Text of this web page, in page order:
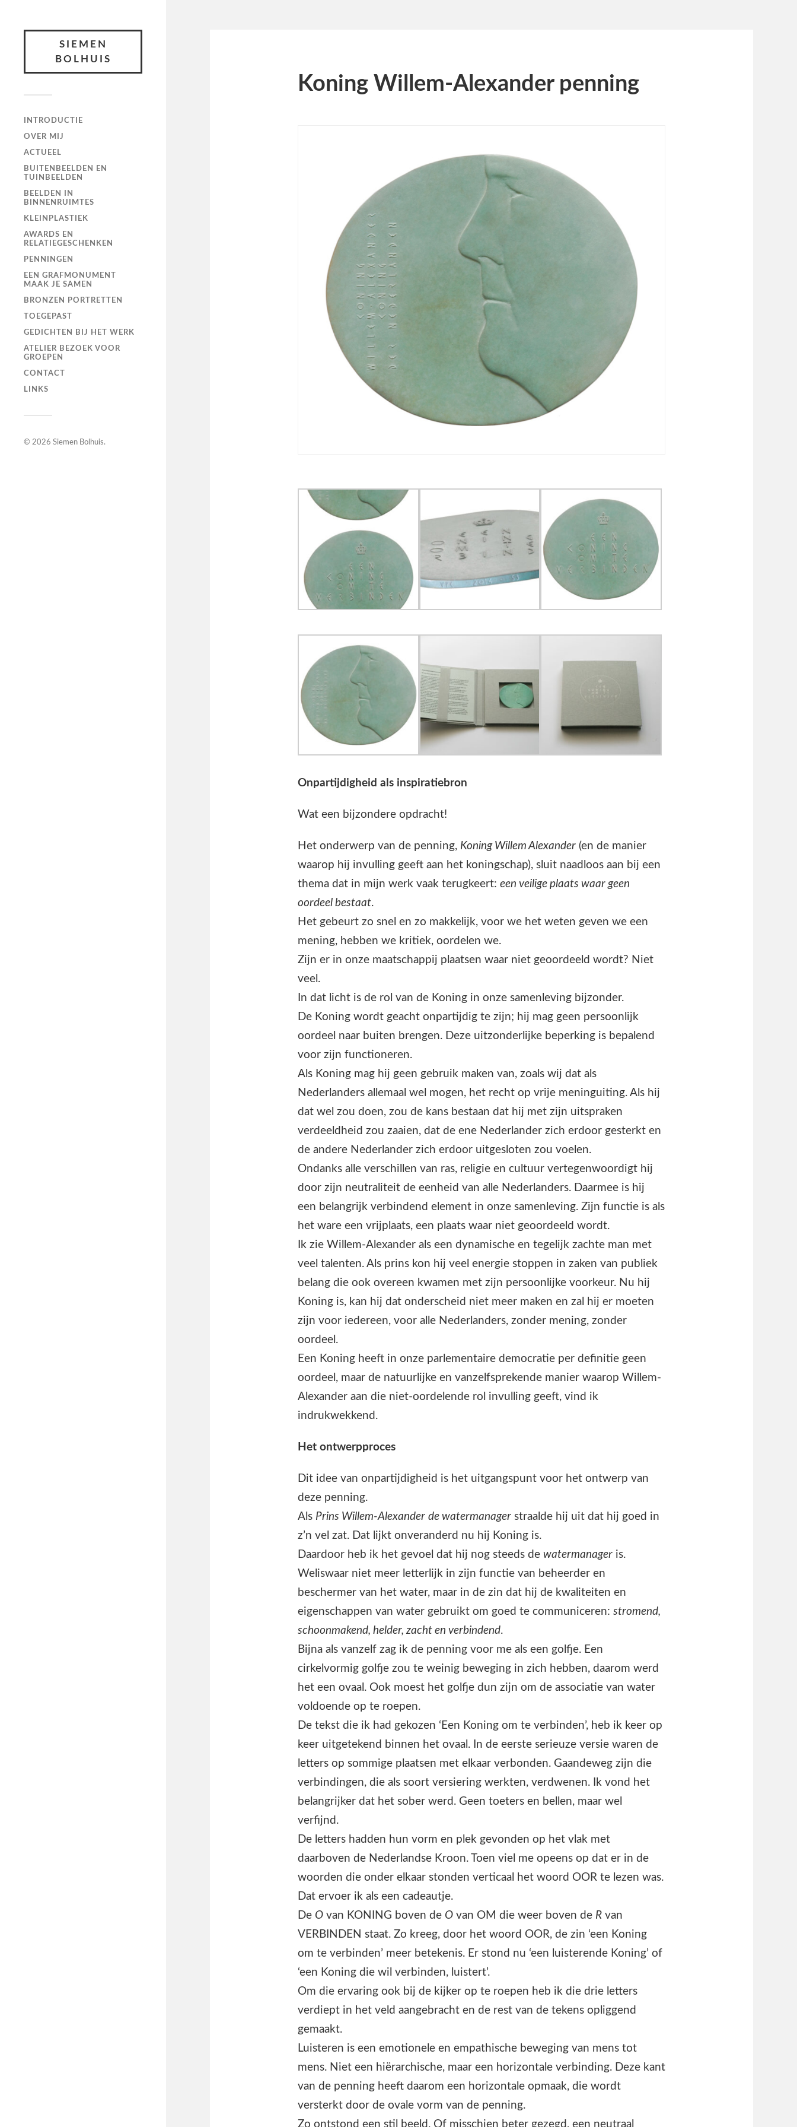
SIEMEN
BOLHUIS
INTRODUCTIE
OVER MIJ
ACTUEEL
BUITENBEELDEN EN
TUINBEELDEN
BEELDEN IN
BINNENRUIMTES
KLEINPLASTIEK
AWARDS EN
RELATIEGESCHENKEN
PENNINGEN
EEN GRAFMONUMENT
MAAK JE SAMEN
BRONZEN PORTRETTEN
TOEGEPAST
GEDICHTEN BIJ HET WERK
ATELIER BEZOEK VOOR
GROEPEN
CONTACT
LINKS
© 2026 Siemen Bolhuis.
Koning Willem-Alexander penning
Onpartijdigheid als inspiratiebron
Wat een bijzondere opdracht!
Het onderwerp van de penning, Koning Willem Alexander (en de manier
waarop hij invulling geeft aan het koningschap), sluit naadloos aan bij een
thema dat in mijn werk vaak terugkeert: een veilige plaats waar geen
oordeel bestaat.
Het gebeurt zo snel en zo makkelijk, voor we het weten geven we een
mening, hebben we kritiek, oordelen we.
Zijn er in onze maatschappij plaatsen waar niet geoordeeld wordt? Niet
veel.
In dat licht is de rol van de Koning in onze samenleving bijzonder.
De Koning wordt geacht onpartijdig te zijn; hij mag geen persoonlijk
oordeel naar buiten brengen. Deze uitzonderlijke beperking is bepalend
voor zijn functioneren.
Als Koning mag hij geen gebruik maken van, zoals wij dat als
Nederlanders allemaal wel mogen, het recht op vrije meninguiting. Als hij
dat wel zou doen, zou de kans bestaan dat hij met zijn uitspraken
verdeeldheid zou zaaien, dat de ene Nederlander zich erdoor gesterkt en
de andere Nederlander zich erdoor uitgesloten zou voelen.
Ondanks alle verschillen van ras, religie en cultuur vertegenwoordigt hij
door zijn neutraliteit de eenheid van alle Nederlanders. Daarmee is hij
een belangrijk verbindend element in onze samenleving. Zijn functie is als
het ware een vrijplaats, een plaats waar niet geoordeeld wordt.
Ik zie Willem-Alexander als een dynamische en tegelijk zachte man met
veel talenten. Als prins kon hij veel energie stoppen in zaken van publiek
belang die ook overeen kwamen met zijn persoonlijke voorkeur. Nu hij
Koning is, kan hij dat onderscheid niet meer maken en zal hij er moeten
zijn voor iedereen, voor alle Nederlanders, zonder mening, zonder
oordeel.
Een Koning heeft in onze parlementaire democratie per definitie geen
oordeel, maar de natuurlijke en vanzelfsprekende manier waarop Willem-
Alexander aan die niet-oordelende rol invulling geeft, vind ik
indrukwekkend.
Het ontwerpproces
Dit idee van onpartijdigheid is het uitgangspunt voor het ontwerp van
deze penning.
Als Prins Willem-Alexander de watermanager straalde hij uit dat hij goed in
z’n vel zat. Dat lijkt onveranderd nu hij Koning is.
Daardoor heb ik het gevoel dat hij nog steeds de watermanager is.
Weliswaar niet meer letterlijk in zijn functie van beheerder en
beschermer van het water, maar in de zin dat hij de kwaliteiten en
eigenschappen van water gebruikt om goed te communiceren: stromend,
schoonmakend, helder, zacht en verbindend.
Bijna als vanzelf zag ik de penning voor me als een golfje. Een
cirkelvormig golfje zou te weinig beweging in zich hebben, daarom werd
het een ovaal. Ook moest het golfje dun zijn om de associatie van water
voldoende op te roepen.
De tekst die ik had gekozen ‘Een Koning om te verbinden’, heb ik keer op
keer uitgetekend binnen het ovaal. In de eerste serieuze versie waren de
letters op sommige plaatsen met elkaar verbonden. Gaandeweg zijn die
verbindingen, die als soort versiering werkten, verdwenen. Ik vond het
belangrijker dat het sober werd. Geen toeters en bellen, maar wel
verfijnd.
De letters hadden hun vorm en plek gevonden op het vlak met
daarboven de Nederlandse Kroon. Toen viel me opeens op dat er in de
woorden die onder elkaar stonden verticaal het woord OOR te lezen was.
Dat ervoer ik als een cadeautje.
De O van KONING boven de O van OM die weer boven de R van
VERBINDEN staat. Zo kreeg, door het woord OOR, de zin ‘een Koning
om te verbinden’ meer betekenis. Er stond nu ‘een luisterende Koning’ of
‘een Koning die wil verbinden, luistert’.
Om die ervaring ook bij de kijker op te roepen heb ik die drie letters
verdiept in het veld aangebracht en de rest van de tekens opliggend
gemaakt.
Luisteren is een emotionele en empathische beweging van mens tot
mens. Niet een hiërarchische, maar een horizontale verbinding. Deze kant
van de penning heeft daarom een horizontale opmaak, die wordt
versterkt door de ovale vorm van de penning.
Zo ontstond een stil beeld. Of misschien beter gezegd, een neutraal